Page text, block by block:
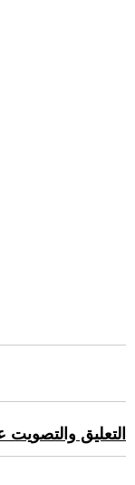
التعليق